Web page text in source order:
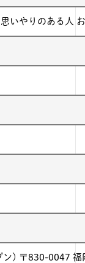
いやりのある人
ン) 〒830-0047